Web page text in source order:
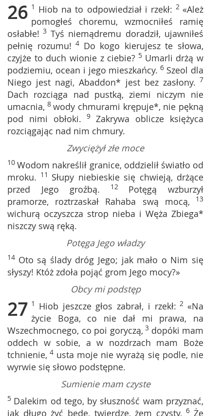
26 1 Hiob na to odpowiedział i rzekł: 2 «Ależ
pomogłeś choremu, wzmocniłeś ramię
osłabłe! 3 Tyś niemądremu doradził, ujawniłeś
pełnię rozumu! 4 Do kogo kierujesz te słowa,
czyjże to duch wionie z ciebie? 5 Umarli drżą w
podziemiu, ocean i jego mieszkańcy. 6 Szeol dla
Niego jest nagi, Abaddon* jest bez zasłony. 7
Dach rozciąga nad pustką, ziemi niczym nie
umacnia, 8wody chmurami krępuje*, nie pękną
pod nimi obłoki. 9 Zakrywa oblicze księżyca
rozciągając nad nim chmury.
Zwyciężył złe moce
10Wodom nakreślił granice, oddzielił światło od
mroku. 11 Słupy niebieskie się chwieją, drżące
przed Jego groźbą. 12 Potęgą wzburzył
pramorze, roztrzaskał Rahaba swą mocą, 13
wichurą oczyszcza strop nieba i Węża Zbiega*
niszczy swą ręką.
Potęga Jego władzy
14 Oto są ślady dróg Jego; jak mało o Nim się
słyszy! Któż zdoła pojąć grom Jego mocy?»
Obcy mi podstęp
27 1 Hiob jeszcze głos zabrał, i rzekł: 2 «Na
życie Boga, co nie dał mi prawa, na
Wszechmocnego, co poi goryczą, 3 dopóki mam
oddech w sobie, a w nozdrzach mam Boże
tchnienie, 4 usta moje nie wyrażą się podle, nie
wyrwie się słowo podstępne.
Sumienie mam czyste
5 Dalekim od tego, by słuszność wam przyznać,
jak długo żyć będę, twierdzę, żem czysty. 6 Że